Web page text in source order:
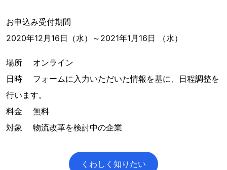
お申込み受付期間
2020年12月16日（水）～2021年1月16日 （水）
場所 オンライン
日時 フォームに入力いただいた情報を基に、日程調整を
行います。
料金 無料
対象 物流改革を検討中の企業
くわしく知りたい